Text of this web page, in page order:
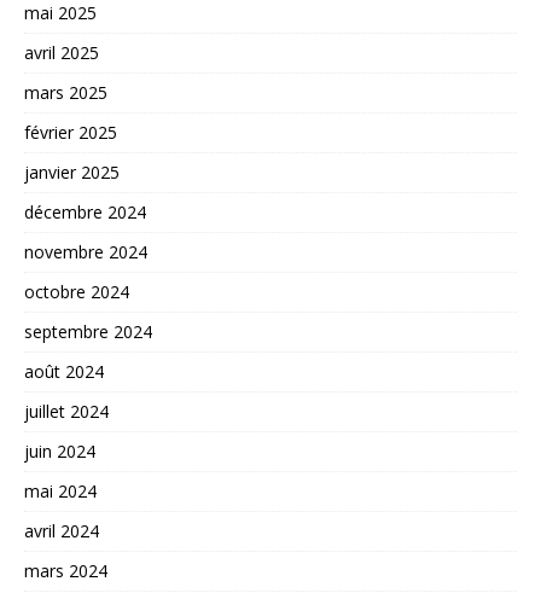
mai 2025
avril 2025
mars 2025
février 2025
janvier 2025
décembre 2024
novembre 2024
octobre 2024
septembre 2024
août 2024
juillet 2024
juin 2024
mai 2024
avril 2024
mars 2024